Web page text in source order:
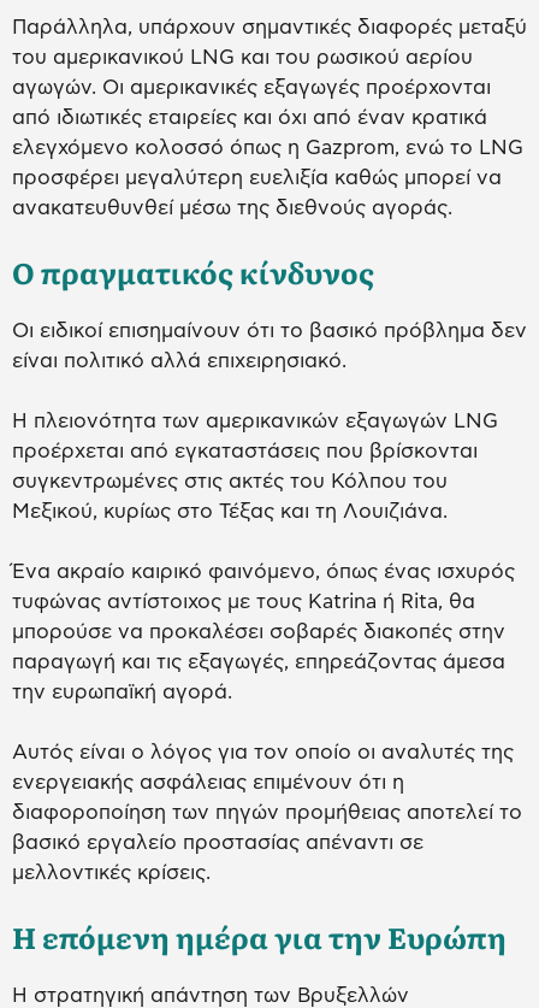
Παράλληλα, υπάρχουν σημαντικές διαφορές μεταξύ
του αμερικανικού LNG και του ρωσικού αερίου
αγωγών. Οι αμερικανικές εξαγωγές προέρχονται
από ιδιωτικές εταιρείες και όχι από έναν κρατικά
ελεγχόμενο κολοσσό όπως η Gazprom, ενώ το LNG
προσφέρει μεγαλύτερη ευελιξία καθώς μπορεί να
ανακατευθυνθεί μέσω της διεθνούς αγοράς.
Ο πραγματικός κίνδυνος
Οι ειδικοί επισημαίνουν ότι το βασικό πρόβλημα δεν
είναι πολιτικό αλλά επιχειρησιακό.
Η πλειονότητα των αμερικανικών εξαγωγών LNG
προέρχεται από εγκαταστάσεις που βρίσκονται
συγκεντρωμένες στις ακτές του Κόλπου του
Μεξικού, κυρίως στο Τέξας και τη Λουιζιάνα.
Ένα ακραίο καιρικό φαινόμενο, όπως ένας ισχυρός
τυφώνας αντίστοιχος με τους Katrina ή Rita, θα
μπορούσε να προκαλέσει σοβαρές διακοπές στην
παραγωγή και τις εξαγωγές, επηρεάζοντας άμεσα
την ευρωπαϊκή αγορά.
Αυτός είναι ο λόγος για τον οποίο οι αναλυτές της
ενεργειακής ασφάλειας επιμένουν ότι η
διαφοροποίηση των πηγών προμήθειας αποτελεί το
βασικό εργαλείο προστασίας απέναντι σε
μελλοντικές κρίσεις.
Η επόμενη ημέρα για την Ευρώπη
Η στρατηγική απάντηση των Βρυξελλών